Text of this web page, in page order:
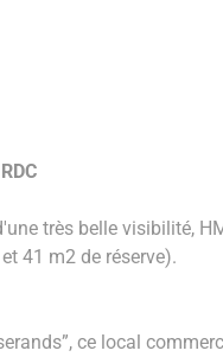
très belle visibilité,
41 m2 de réserve).
ce local